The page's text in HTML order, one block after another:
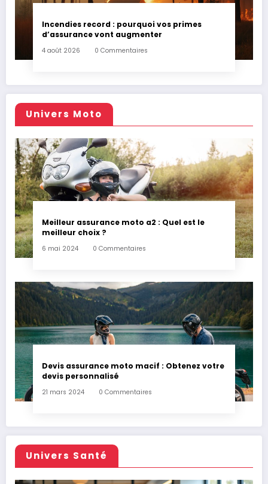
Incendies record : pourquoi vos primes
d’assurance vont augmenter
4 août 2026 0 Commentaires
Univers Moto
Meilleur assurance moto a2 : Quel est le
meilleur choix ?
6 mai 2024 0 Commentaires
Devis assurance moto macif : Obtenez votre
devis personnalisé
21 mars 2024 0 Commentaires
Univers Santé